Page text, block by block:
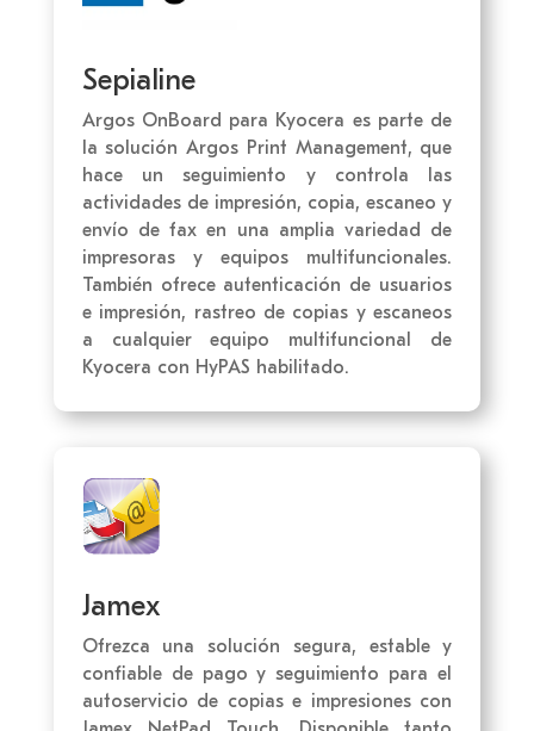
Sepialine
Argos OnBoard para Kyocera es parte de
la solución Argos Print Management, que
hace un seguimiento y controla las
actividades de impresión, copia, escaneo y
envío de fax en una amplia variedad de
impresoras y equipos multifuncionales.
También ofrece autenticación de usuarios
e impresión, rastreo de copias y escaneos
a cualquier equipo multifuncional de
Kyocera con HyPAS habilitado.
Jamex
Ofrezca una solución segura, estable y
confiable de pago y seguimiento para el
autoservicio de copias e impresiones con